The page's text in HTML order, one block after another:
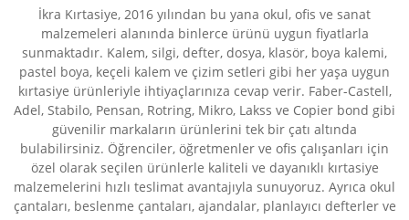
İkra Kırtasiye, 2016 yılından bu yana okul, ofis ve sanat
malzemeleri alanında binlerce ürünü uygun fiyatlarla
sunmaktadır. Kalem, silgi, defter, dosya, klasör, boya kalemi,
pastel boya, keçeli kalem ve çizim setleri gibi her yaşa uygun
kırtasiye ürünleriyle ihtiyaçlarınıza cevap verir. Faber-Castell,
Adel, Stabilo, Pensan, Rotring, Mikro, Lakss ve Copier bond gibi
güvenilir markaların ürünlerini tek bir çatı altında
bulabilirsiniz. Öğrenciler, öğretmenler ve ofis çalışanları için
özel olarak seçilen ürünlerle kaliteli ve dayanıklı kırtasiye
malzemelerini hızlı teslimat avantajıyla sunuyoruz. Ayrıca okul
çantaları, beslenme çantaları, ajandalar, planlayıcı defterler ve